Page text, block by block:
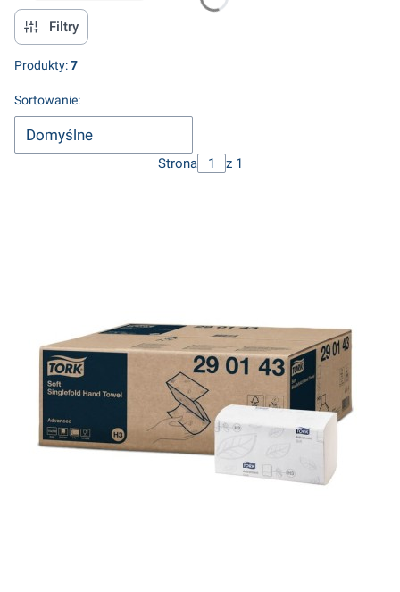
Filtry
Produkty:7
Lista produktów
Sortowanie:
Domyślne
Strona z 1